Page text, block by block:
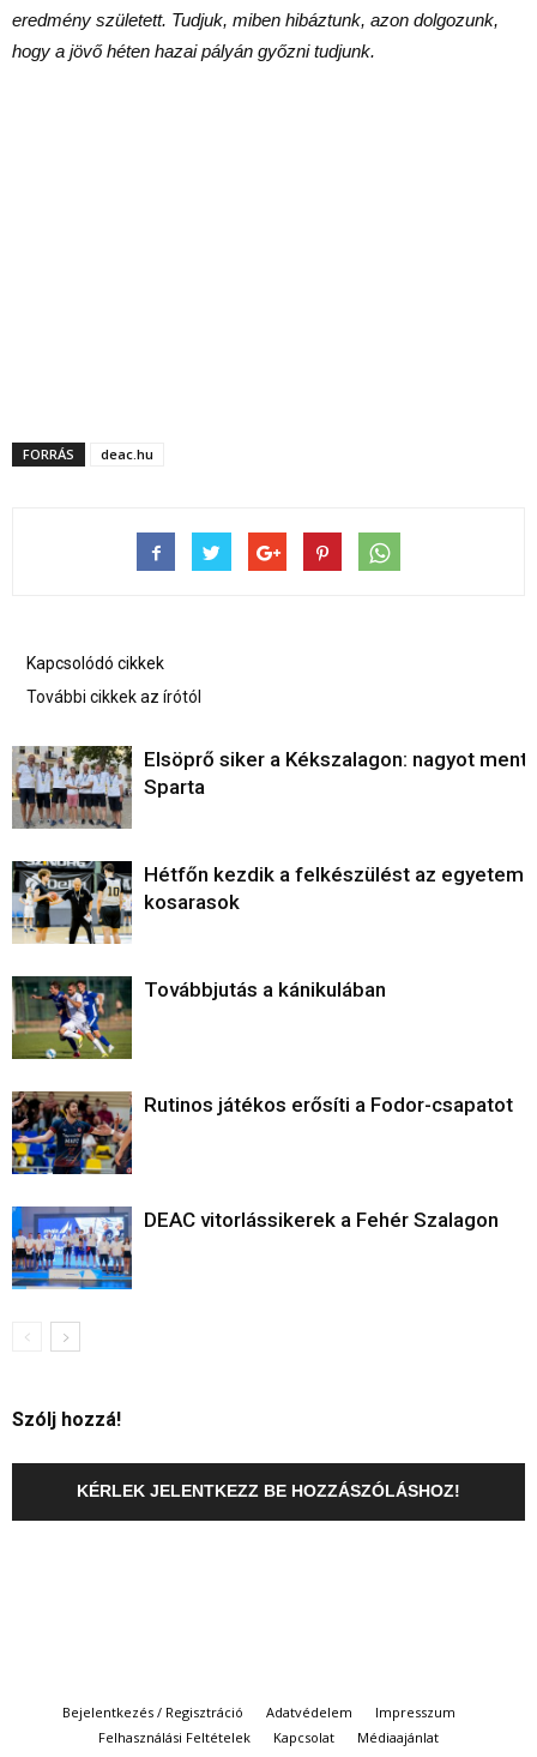
eredmény született. Tudjuk, miben hibáztunk, azon dolgozunk,
hogy a jövő héten hazai pályán győzni tudjunk.
FORRÁS deac.hu
Kapcsolódó cikkek
További cikkek az írótól
Elsöprő siker a Kékszalagon: nagyot ment
Sparta
Hétfőn kezdik a felkészülést az egyetemi
kosarasok
Továbbjutás a kánikulában
Rutinos játékos erősíti a Fodor-csapatot
DEAC vitorlássikerek a Fehér Szalagon
Szólj hozzá!
KÉRLEK JELENTKEZZ BE HOZZÁSZÓLÁSHOZ!
Bejelentkezés / Regisztráció Adatvédelem
Impresszum
Felhasználási Feltételek
Kapcsolat Médiaajánlat